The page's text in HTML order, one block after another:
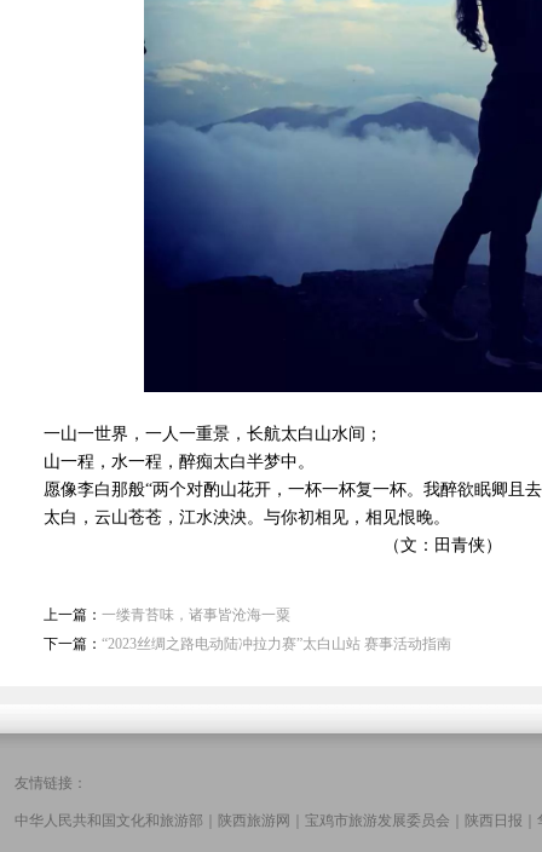
一山一世界，一人一重景，长航太白山水间；
山一程，水一程，醉痴太白半梦中。
愿像李白那般“两个对酌山花开，一杯一杯复一杯。我醉欲眠卿且
太白，云山苍苍，江水泱泱。与你初相见，相见恨晚。
（文：田青侠）
上一篇： 一缕青苔味，诸事皆沧海一粟
下一篇： “2023丝绸之路电动陆冲拉力赛”太白山站 赛事活动指南
友情链接：
中华人民共和国文化和旅游部 陕西旅游网 宝鸡市旅游发展委员会 陕西日报